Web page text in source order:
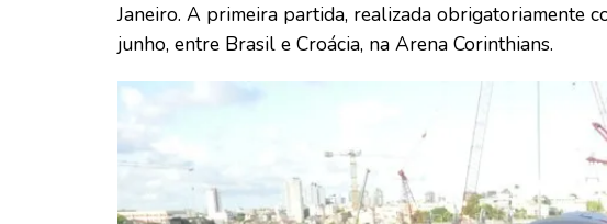
Janeiro. A primeira partida, realizada obrigatoriamente
junho, entre Brasil e Croácia, na Arena Corinthians.